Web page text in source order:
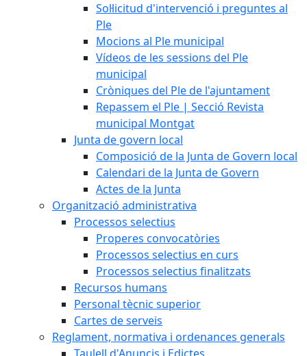
Sol·licitud d'intervenció i preguntes al
Ple
Mocions al Ple municipal
Vídeos de les sessions del Ple
municipal
Cròniques del Ple de l'ajuntament
Repassem el Ple | Secció Revista
municipal Montgat
Junta de govern local
Composició de la Junta de Govern local
Calendari de la Junta de Govern
Actes de la Junta
Organització administrativa
Processos selectius
Properes convocatòries
Processos selectius en curs
Processos selectius finalitzats
Recursos humans
Personal tècnic superior
Cartes de serveis
Reglament, normativa i ordenances generals